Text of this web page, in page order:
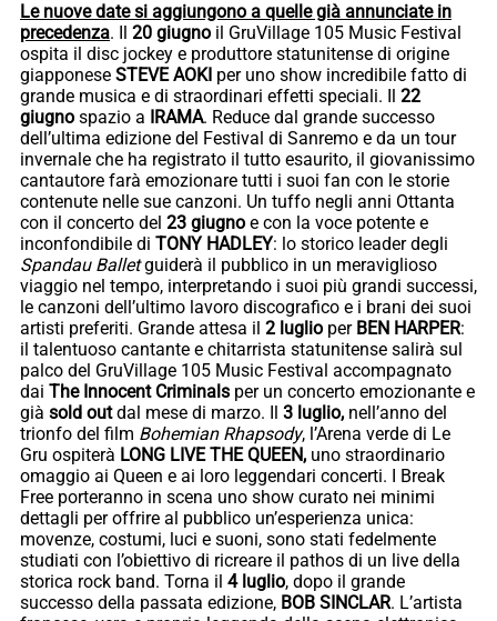
Le nuove date si aggiungono a quelle già annunciate in
precedenza. Il 20 giugno il GruVillage 105 Music Festival
ospita il disc jockey e produttore statunitense di origine
giapponese STEVE AOKI per uno show incredibile fatto di
grande musica e di straordinari effetti speciali. Il 22
giugno spazio a IRAMA. Reduce dal grande successo
dell’ultima edizione del Festival di Sanremo e da un tour
invernale che ha registrato il tutto esaurito, il giovanissimo
cantautore farà emozionare tutti i suoi fan con le storie
contenute nelle sue canzoni. Un tuffo negli anni Ottanta
con il concerto del 23 giugno e con la voce potente e
inconfondibile di TONY HADLEY: lo storico leader degli
Spandau Balletguiderà il pubblico in un meraviglioso
viaggio nel tempo, interpretando i suoi più grandi successi,
le canzoni dell’ultimo lavoro discografico e i brani dei suoi
artisti preferiti. Grande attesa il 2 luglio per BEN HARPER:
il talentuoso cantante e chitarrista statunitense salirà sul
palco del GruVillage 105 Music Festival accompagnato
dai The Innocent Criminals per un concerto emozionante e
già sold outdal mese di marzo. Il 3 luglio, nell’anno del
trionfo del film Bohemian Rhapsody, l’Arena verde di Le
Gru ospiterà LONG LIVE THE QUEEN, uno straordinario
omaggio ai Queen e ai loro leggendari concerti. I Break
Free porteranno in scena uno show curato nei minimi
dettagli per offrire al pubblico un’esperienza unica:
movenze, costumi, luci e suoni, sono stati fedelmente
studiati con l’obiettivo di ricreare il pathos di un live della
storica rock band. Torna il 4 luglio, dopo il grande
successo della passata edizione, BOB SINCLAR. L’artista